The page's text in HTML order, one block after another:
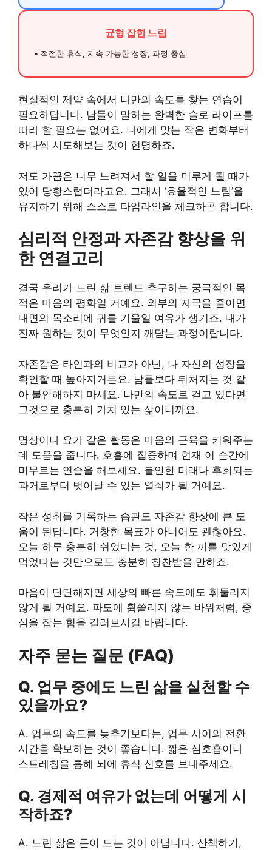
균형 잡힌 느림
• 적절한 휴식, 지속 가능한 성장, 과정 중심
현실적인 제약 속에서 나만의 속도를 찾는 연습이
필요하답니다. 남들이 말하는 완벽한 슬로 라이프를
따라 할 필요는 없어요. 나에게 맞는 작은 변화부터
하나씩 시도해보는 것이 현명하죠.
저도 가끔은 너무 느려져서 할 일을 미루게 될 때가
있어 당황스럽더라고요. 그래서 ‘효율적인 느림’을
유지하기 위해 스스로 타임라인을 체크하곤 합니다.
심리적 안정과 자존감 향상을 위
한 연결고리
결국 우리가 느린 삶 트렌드 추구하는 궁극적인 목
적은 마음의 평화일 거예요. 외부의 자극을 줄이면
내면의 목소리에 귀를 기울일 여유가 생기죠. 내가
진짜 원하는 것이 무엇인지 깨닫는 과정이랍니다.
자존감은 타인과의 비교가 아닌, 나 자신의 성장을
확인할 때 높아지거든요. 남들보다 뒤처지는 것 같
아 불안해하지 마세요. 나만의 속도로 걷고 있다면
그것으로 충분히 가치 있는 삶이니까요.
명상이나 요가 같은 활동은 마음의 근육을 키워주는
데 도움을 줍니다. 호흡에 집중하며 현재 이 순간에
머무르는 연습을 해보세요. 불안한 미래나 후회되는
과거로부터 벗어날 수 있는 열쇠가 될 거예요.
작은 성취를 기록하는 습관도 자존감 향상에 큰 도
움이 된답니다. 거창한 목표가 아니어도 괜찮아요.
오늘 하루 충분히 쉬었다는 것, 오늘 한 끼를 맛있게
먹었다는 것만으로도 충분히 칭찬받을 만하죠.
마음이 단단해지면 세상의 빠른 속도에도 휘둘리지
않게 될 거예요. 파도에 휩쓸리지 않는 바위처럼, 중
심을 잡는 힘을 길러보시길 바랍니다.
자주 묻는 질문 (FAQ)
Q. 업무 중에도 느린 삶을 실천할 수
있을까요?
A. 업무의 속도를 늦추기보다는, 업무 사이의 전환
시간을 확보하는 것이 좋습니다. 짧은 심호흡이나
스트레칭을 통해 뇌에 휴식 신호를 보내주세요.
Q. 경제적 여유가 없는데 어떻게 시
작하죠?
A. 느린 삶은 돈이 드는 것이 아닙니다. 산책하기,